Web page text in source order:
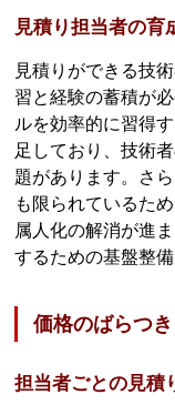
見積り担当者の育
見積りができる技
習と経験の蓄積が
ルを効率的に習得
足しており、技術
題があります。さ
も限られているた
属人化の解消が進
するための基盤整備
価格のばらつき
担当者ごとの見積